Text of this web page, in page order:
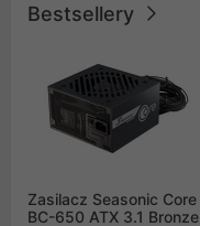
Bestsellery
Zasilacz Seasonic Core
BC-650 ATX 3.1 Bronze